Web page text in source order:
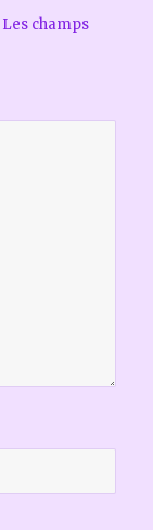
Les champs